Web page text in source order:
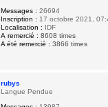
Messages : 26694
Inscription : 17 octobre 2021,
Localisation : IDF
A remercié : 8608 times
A été remercié : 3866 times
rubys
Langue Pendue